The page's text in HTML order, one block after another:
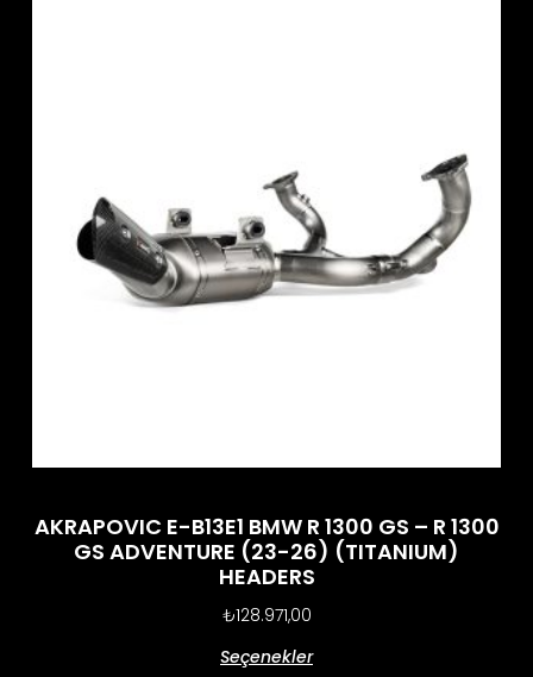
AKRAPOVIC E-B13E1 BMW R 1300 GS – R 1300
GS ADVENTURE (23-26) (TITANIUM)
HEADERS
₺128.971,00
Seçenekler